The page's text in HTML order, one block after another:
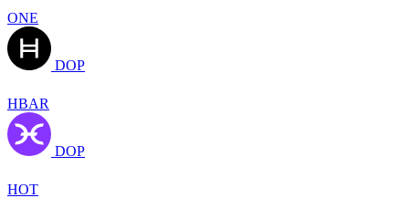
ONE
DOP
HBAR
DOP
HOT